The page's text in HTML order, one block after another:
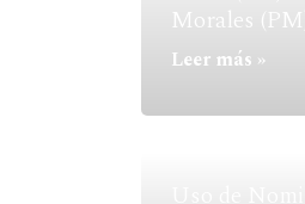
Morales
Leer más »